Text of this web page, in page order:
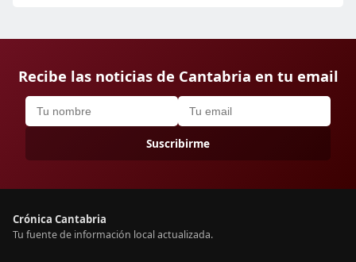
Recibe las noticias de Cantabria en tu email
Suscribirme
Crónica Cantabria
Tu fuente de información local actualizada.